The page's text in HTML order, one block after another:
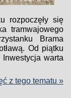
rozpoczęły się
tramwajowego
Brama
Od piątku
warta
z tego tematu »